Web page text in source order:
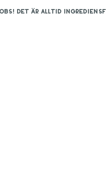
OBS! Det är alltid